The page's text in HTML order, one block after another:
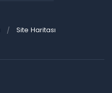
Site Haritası